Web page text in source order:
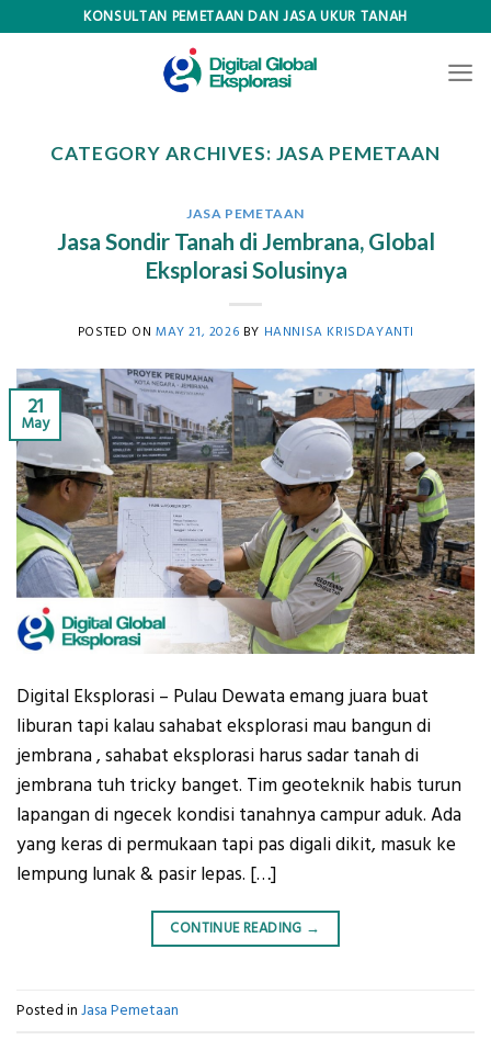
KONSULTAN PEMETAAN DAN JASA UKUR TANAH
CATEGORY ARCHIVES: JASA PEMETAAN
JASA PEMETAAN
Jasa Sondir Tanah di Jembrana, Global
Eksplorasi Solusinya
POSTED ON MAY 21, 2026 BY HANNISA KRISDAYANTI
21
May
Digital Eksplorasi – Pulau Dewata emang juara buat
liburan tapi kalau sahabat eksplorasi mau bangun di
jembrana , sahabat eksplorasi harus sadar tanah di
jembrana tuh tricky banget. Tim geoteknik habis turun
lapangan di ngecek kondisi tanahnya campur aduk. Ada
yang keras di permukaan tapi pas digali dikit, masuk ke
lempung lunak & pasir lepas. […]
CONTINUE READING →
Posted in Jasa Pemetaan